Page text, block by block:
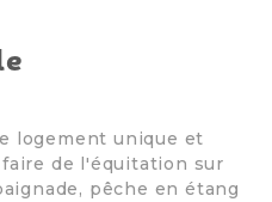
logement unique et
de l'équitation sur
pêche en étang